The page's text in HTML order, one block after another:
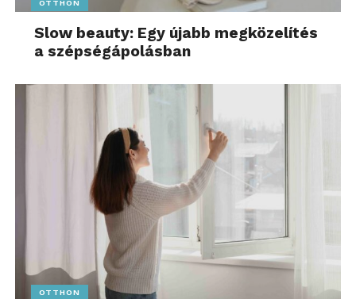
OTTHON
Slow beauty: Egy újabb megközelítés
a szépségápolásban
OTTHON